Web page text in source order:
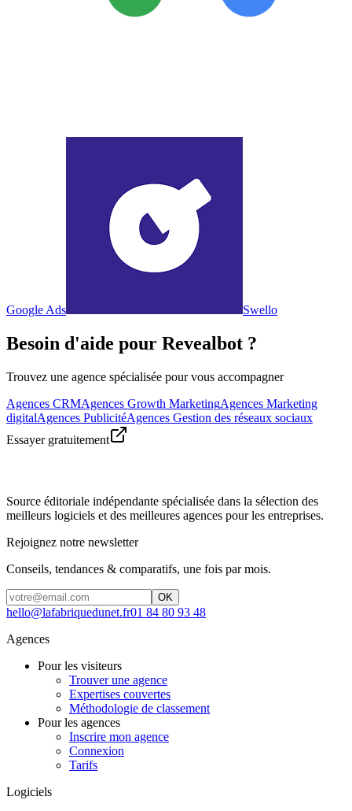
Google Ads Swello
Besoin d'aide pour Revealbot ?
Trouvez une agence spécialisée pour vous accompagner
Agences CRMAgences Growth MarketingAgences Marketing
digitalAgences PublicitéAgences Gestion des réseaux sociaux
Essayer gratuitement
Source éditoriale indépendante spécialisée dans la sélection des
meilleurs logiciels et des meilleures agences pour les entreprises.
Rejoignez notre newsletter
Conseils, tendances & comparatifs, une fois par mois.
OK
hello@lafabriquedunet.fr01 84 80 93 48
Agences
Pour les visiteurs
Trouver une agence
Expertises couvertes
Méthodologie de classement
Pour les agences
Inscrire mon agence
Connexion
Tarifs
Logiciels